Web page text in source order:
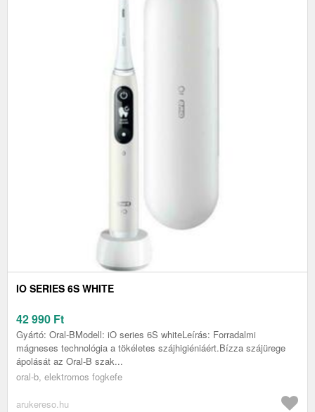
IO SERIES 6S WHITE
42 990 Ft
Gyártó: Oral-BModell: iO series 6S whiteLeírás: Forradalmi
mágneses technológia a tökéletes szájhigiéniáért.Bízza szájürege
ápolását az Oral-B szak...
oral-b, elektromos fogkefe
arukereso.hu